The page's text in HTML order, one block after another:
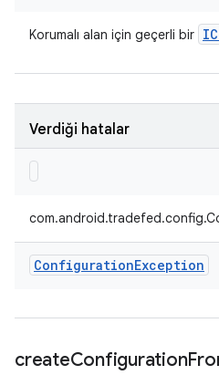
Korumalı alan için geçerli bir
Verdiği hatalar
ConfigurationException
createConfiguration